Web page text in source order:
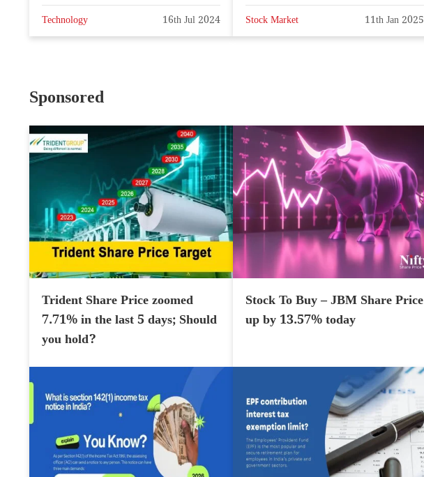
Technology 16th Jul 2024 Stock Market 11th Jan 2025
Sponsored
Trident Share Price zoomed
7.71% in the last 5 days; Should
you hold?
Stock To Buy – JBM Share Price
up by 13.57% today